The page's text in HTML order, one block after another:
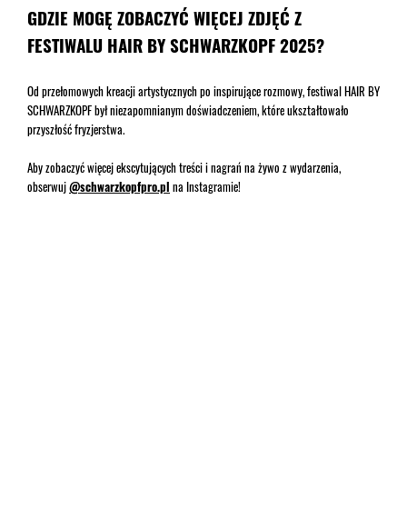
GDZIE MOGĘ ZOBACZYĆ WIĘCEJ ZDJĘĆ Z
FESTIWALU HAIR BY SCHWARZKOPF 2025?
Od przełomowych kreacji artystycznych po inspirujące rozmowy, festiwal HAIR BY
SCHWARZKOPF był niezapomnianym doświadczeniem, które ukształtowało
przyszłość fryzjerstwa.
Aby zobaczyć więcej ekscytujących treści i nagrań na żywo z wydarzenia,
obserwuj@schwarzkopfpro.pl na Instagramie!